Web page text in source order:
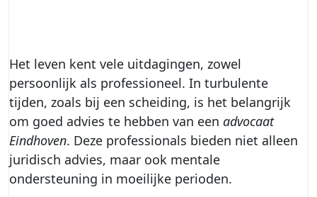
Het leven kent vele uitdagingen, zowel
persoonlijk als professioneel. In turbulente
tijden, zoals bij een scheiding, is het belangrijk
om goed advies te hebben van een advocaat
Eindhoven. Deze professionals bieden niet alleen
juridisch advies, maar ook mentale
ondersteuning in moeilijke perioden.